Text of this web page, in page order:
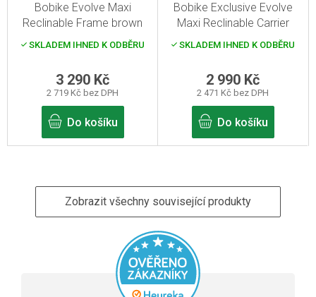
Bobike Evolve Maxi
Reclinable Frame brown
SKLADEM IHNED K ODBĚRU
2 719 Kč bez DPH
3 290 Kč
Do košíku
Bobike Exclusive Evolve
Maxi Reclinable Carrier
brown
SKLADEM IHNED K ODBĚRU
2 471 Kč bez DPH
2 990 Kč
Do košíku
Zobrazit všechny související produkty